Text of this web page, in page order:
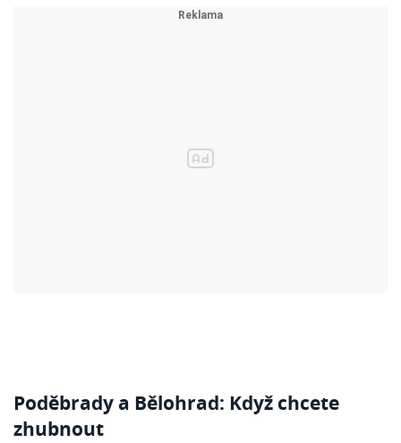
Poděbrady a Bělohrad: Když chcete
zhubnout